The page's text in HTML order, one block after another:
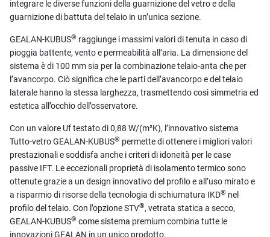
integrare le diverse funzioni della guarnizione del vetro e della
guarnizione di battuta del telaio in un’unica sezione.
GEALAN-KUBUS® raggiunge i massimi valori di tenuta in caso di
pioggia battente, vento e permeabilità all’aria. La dimensione del
sistema è di 100 mm sia per la combinazione telaio-anta che per
l’avancorpo. Ciò significa che le parti dell’avancorpo e del telaio
laterale hanno la stessa larghezza, trasmettendo così simmetria ed
estetica all’occhio dell’osservatore.
Con un valore Uf testato di 0,88 W/(m²K), l’innovativo sistema
Tutto-vetro GEALAN-KUBUS® permette di ottenere i migliori valori
prestazionali e soddisfa anche i criteri di idoneità per le case
passive IFT. Le eccezionali proprietà di isolamento termico sono
ottenute grazie a un design innovativo del profilo e all’uso mirato e
a risparmio di risorse della tecnologia di schiumatura IKD® nel
profilo del telaio. Con l’opzione STV®, vetrata statica a secco,
GEALAN-KUBUS® come sistema premium combina tutte le
innovazioni GEALAN in un unico prodotto.